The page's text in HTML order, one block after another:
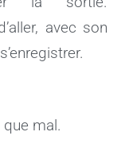
avec son
mal.